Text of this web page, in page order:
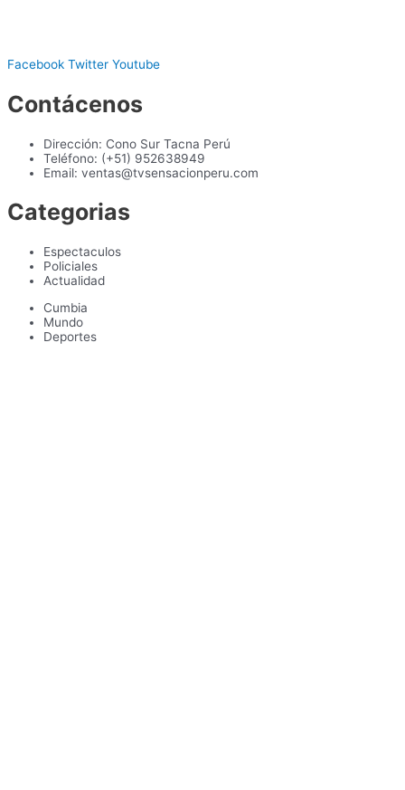
Facebook Twitter Youtube
Contácenos
Dirección: Cono Sur Tacna Perú
Teléfono: (+51) 952638949
Email: ventas@tvsensacionperu.com
Categorias
Espectaculos
Policiales
Actualidad
Cumbia
Mundo
Deportes